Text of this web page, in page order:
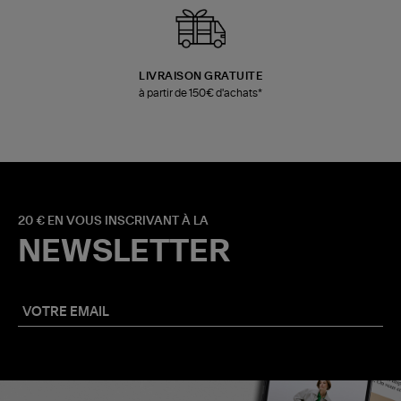
LIVRAISON GRATUITE
à partir de 150€ d'achats*
20 € EN VOUS INSCRIVANT À LA
NEWSLETTER